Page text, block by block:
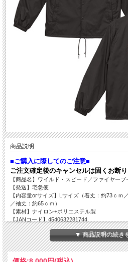
商品説明
■ご購入に際してのご注意■
ご注文確定後のキャンセルは固くお断り
【商品名】ワイルド・スピード／ファイヤー
【発送】宅急便
【内容量orサイズ】Lサイズ（着丈：約73ｃｍ
／袖丈：約65ｃｍ）
【素材】ナイロン+ポリエステル製
【JANコード】4540632281744
▼ 商品説明の続き